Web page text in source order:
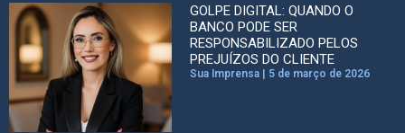
GOLPE DIGITAL: QUANDO O
BANCO PODE SER
RESPONSABILIZADO PELOS
PREJUÍZOS DO CLIENTE
Sua Imprensa 5 de março de 2026